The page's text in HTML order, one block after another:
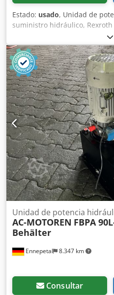
Estado: usado, Unidad de
suministro hidráulico, Rexroth
usada Fabricante: Rexroth
Bomba: Rexroth A10VSO
Con regulador de presión y
trabajo: 280 bar
× 900 × 1350 mm Capacidad
400 kg Año de fabricación:
kW; 10,5 A
Ennepetal 8.347 km
Unidad de potencia
AC-MOTOREN FBPA
Behälter
Consultar